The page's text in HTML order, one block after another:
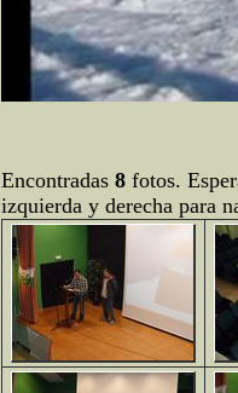
Encontradas 8 fotos.
izquierda y derecha para